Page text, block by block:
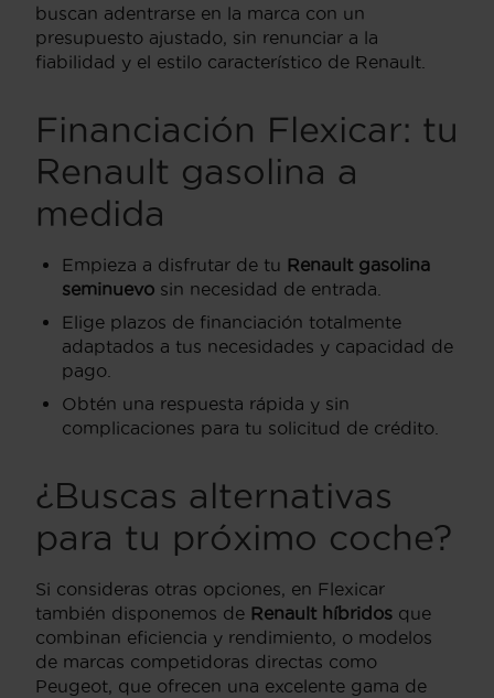
buscan adentrarse en la marca con un
presupuesto ajustado, sin renunciar a la
fiabilidad y el estilo característico de Renault.
Financiación Flexicar: tu
Renault gasolina a
medida
Empieza a disfrutar de tu Renault gasolina
seminuevo sin necesidad de entrada.
Elige plazos de financiación totalmente
adaptados a tus necesidades y capacidad de
pago.
Obtén una respuesta rápida y sin
complicaciones para tu solicitud de crédito.
¿Buscas alternativas
para tu próximo coche?
Si consideras otras opciones, en Flexicar
también disponemos de Renault híbridos que
combinan eficiencia y rendimiento, o modelos
de marcas competidoras directas como
Peugeot, que ofrecen una excelente gama de